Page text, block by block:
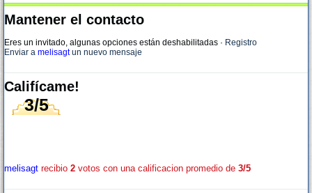
Mantener el contacto
Eres un invitado, algunas opciones están deshabilitadas · Registro
Enviar a melisagtun nuevo mensaje
Califícame!
3/5
melisagt recibio 2 votos con una calificacion promedio de 3/5